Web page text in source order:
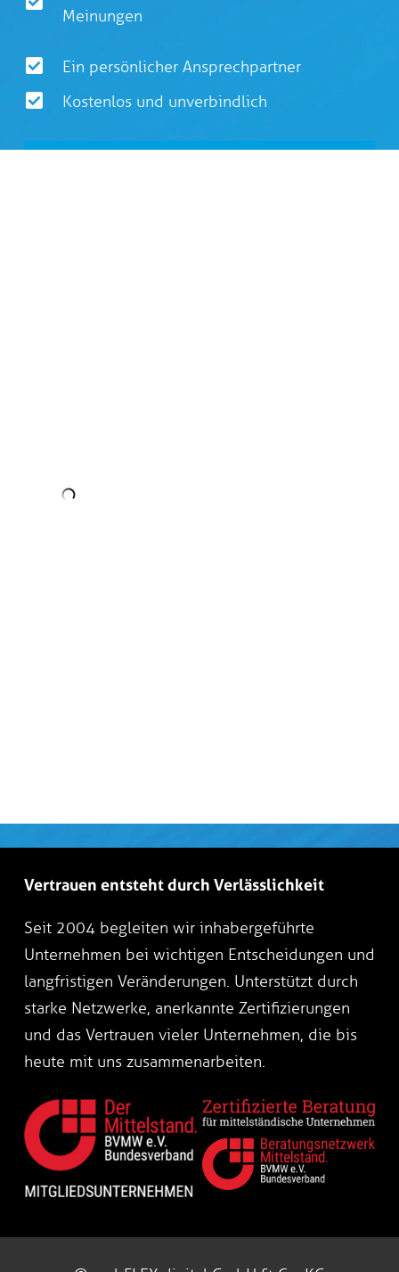
Meinungen
Ein persönlicher Ansprechpartner
Kostenlos und unverbindlich
Vertrauen entsteht durch Verlässlichkeit
Seit 2004 begleiten wir inhabergeführte
Unternehmen bei wichtigen Entscheidungen und
langfristigen Veränderungen. Unterstützt durch
starke Netzwerke, anerkannte Zertifizierungen
und das Vertrauen vieler Unternehmen, die bis
heute mit uns zusammenarbeiten.